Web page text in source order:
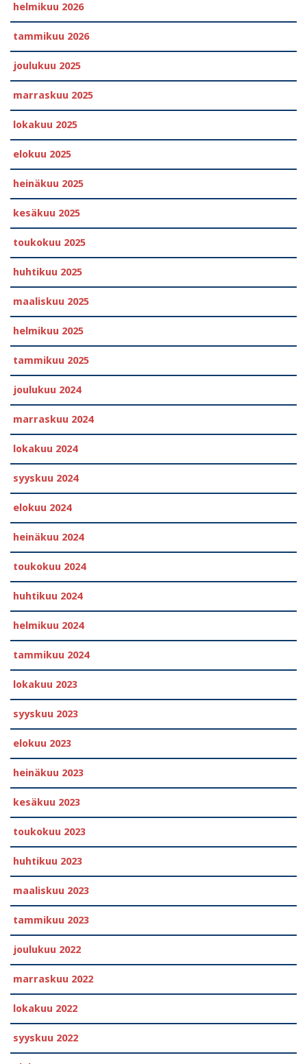
helmikuu 2026
tammikuu 2026
joulukuu 2025
marraskuu 2025
lokakuu 2025
elokuu 2025
heinäkuu 2025
kesäkuu 2025
toukokuu 2025
huhtikuu 2025
maaliskuu 2025
helmikuu 2025
tammikuu 2025
joulukuu 2024
marraskuu 2024
lokakuu 2024
syyskuu 2024
elokuu 2024
heinäkuu 2024
toukokuu 2024
huhtikuu 2024
helmikuu 2024
tammikuu 2024
lokakuu 2023
syyskuu 2023
elokuu 2023
heinäkuu 2023
kesäkuu 2023
toukokuu 2023
huhtikuu 2023
maaliskuu 2023
tammikuu 2023
joulukuu 2022
marraskuu 2022
lokakuu 2022
syyskuu 2022